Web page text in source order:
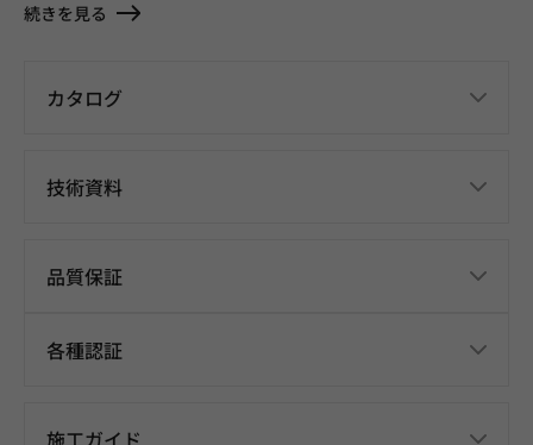
続きを見る
カタログ
技術資料
品質保証
各種認証
施工ガイド